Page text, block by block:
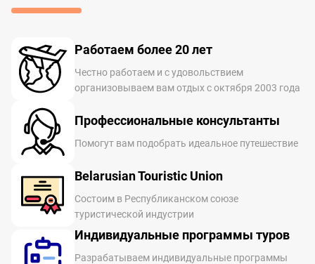
Работаем более 20 лет
Честно работаем и с удовольствием
организовываем вам отдых с октября 2003 года
Профессиональные консультанты
Помогут вам подобрать идеальное путешествие
Belarusian Touristic Union
Состоим в Республиканском союзе
туристической индустрии
Индивидуальные программы туров
Разрабатываем индивидуальные программы